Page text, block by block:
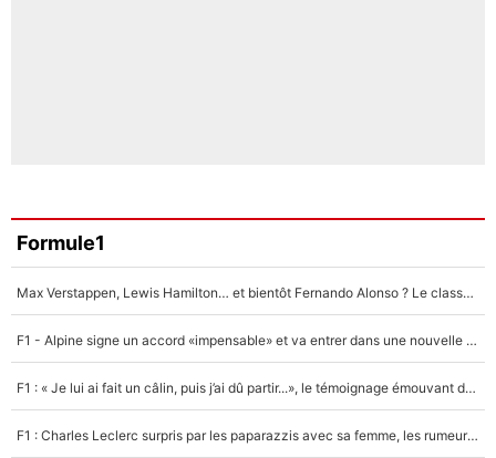
Formule1
Max Verstappen, Lewis Hamilton… et bientôt Fernando Alonso ? Le classement des pilotes les mieux payés en Formule 1 risque de changer !
F1 - Alpine signe un accord «impensable» et va entrer dans une nouvelle dimension : Grande nouvelle pour Pierre Gasly !
F1 : « Je lui ai fait un câlin, puis j’ai dû partir...», le témoignage émouvant de Max Verstappen sur sa fille
F1 : Charles Leclerc surpris par les paparazzis avec sa femme, les rumeurs étaient vraies !